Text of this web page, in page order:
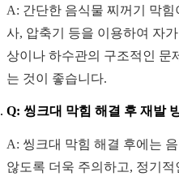
A: 간단한 음식물 찌꺼기 막
사, 압축기 등을 이용하여 자
상이나 하수관의 구조적인 문
는 것이 좋습니다.
Q: 씽크대 막힘 해결 후 재발
A: 씽크대 막힘 해결 후에는
않도록 더욱 주의하고, 정기